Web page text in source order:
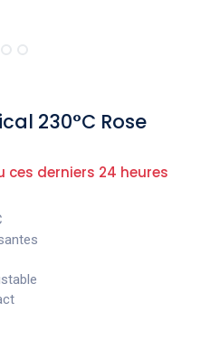
230°C Rose
ces derniers 24 heures